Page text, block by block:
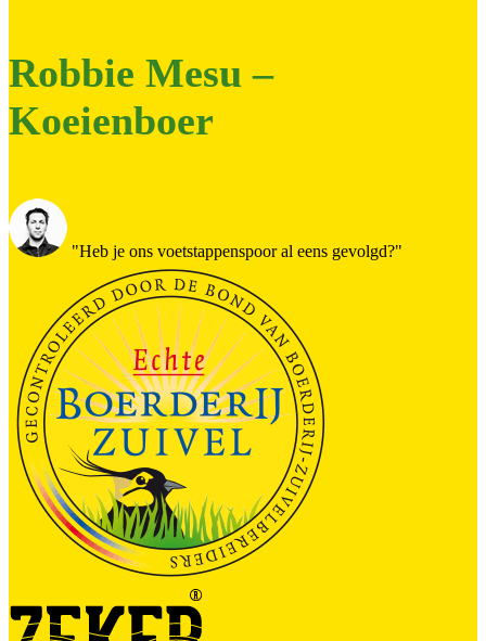
Robbie Mesu –
Koeienboer
"Heb je ons voetstappenspoor al eens gevolgd?"